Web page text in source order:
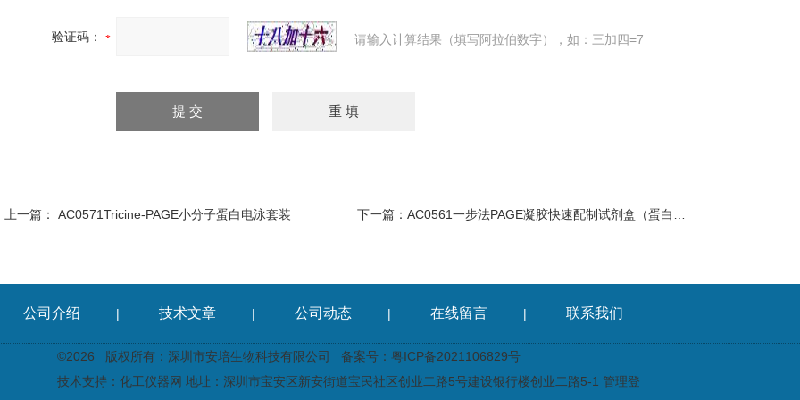
验证码： 请输入计算结果（填写阿拉伯数字），如：三加四=7
上一篇： AC0571Tricine-PAGE小分子蛋白电泳套装 下一篇： AC0561一步法PAGE凝胶快速配制试剂盒（蛋白电泳）
公司介绍 | 技术文章 | 公司动态 | 在线留言 | 联系我们
©2026 版权所有：深圳市安培生物科技有限公司 备案号：粤ICP备2021106829号
技术支持： 化工仪器网 地址：深圳市宝安区新安街道宝民社区创业二路5号建设银行楼创业二路5-1 管理登